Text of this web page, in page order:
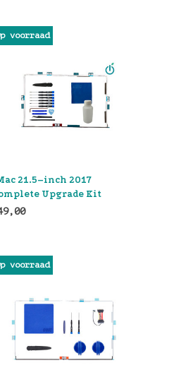
voorraad
21.5–inch 2017
Upgrade Kit
voorraad